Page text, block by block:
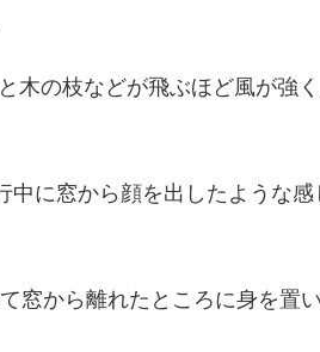
木の枝などが飛ぶほど風が強
に窓から顔を出したような感
窓から離れたところに身を置